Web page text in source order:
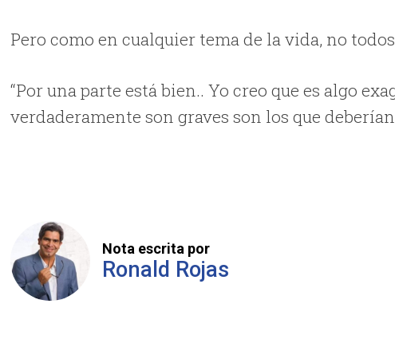
Pero como en cualquier tema de la vida, no
“Por una parte está bien.. Yo creo que es algo
verdaderamente son graves son los que
Nota escrita por
Ronald Rojas